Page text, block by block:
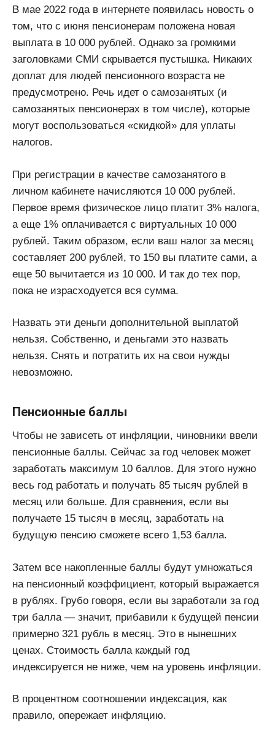
В мае 2022 года в интернете появилась новость о
том, что с июня пенсионерам положена новая
выплата в 10 000 рублей. Однако за громкими
заголовками СМИ скрывается пустышка. Никаких
доплат для людей пенсионного возраста не
предусмотрено. Речь идет о самозанятых (и
самозанятых пенсионерах в том числе), которые
могут воспользоваться «скидкой» для уплаты
налогов.
При регистрации в качестве самозанятого в
личном кабинете начисляются 10 000 рублей.
Первое время физическое лицо платит 3% налога,
а еще 1% оплачивается с виртуальных 10 000
рублей. Таким образом, если ваш налог за месяц
составляет 200 рублей, то 150 вы платите сами, а
еще 50 вычитается из 10 000. И так до тех пор,
пока не израсходуется вся сумма.
Назвать эти деньги дополнительной выплатой
нельзя. Собственно, и деньгами это назвать
нельзя. Снять и потратить их на свои нужды
невозможно.
Пенсионные баллы
Чтобы не зависеть от инфляции, чиновники ввели
пенсионные баллы. Сейчас за год человек может
заработать максимум 10 баллов. Для этого нужно
весь год работать и получать 85 тысяч рублей в
месяц или больше. Для сравнения, если вы
получаете 15 тысяч в месяц, заработать на
будущую пенсию сможете всего 1,53 балла.
Затем все накопленные баллы будут умножаться
на пенсионный коэффициент, который выражается
в рублях. Грубо говоря, если вы заработали за год
три балла — значит, прибавили к будущей пенсии
примерно 321 рубль в месяц. Это в нынешних
ценах. Стоимость балла каждый год
индексируется не ниже, чем на уровень инфляции.
В процентном соотношении индексация, как
правило, опережает инфляцию.